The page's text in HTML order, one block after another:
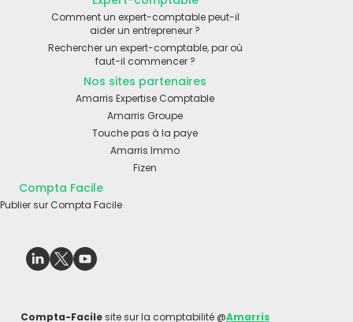
Comment un expert-comptable peut-il
aider un entrepreneur ?
Rechercher un expert-comptable, par où
faut-il commencer ?
Nos sites partenaires
Amarris Expertise Comptable
Amarris Groupe
Touche pas à la paye
Amarris Immo
Fizen
Compta Facile
Publier sur Compta Facile
Compta-Facilesite sur la comptabilité @Amarris